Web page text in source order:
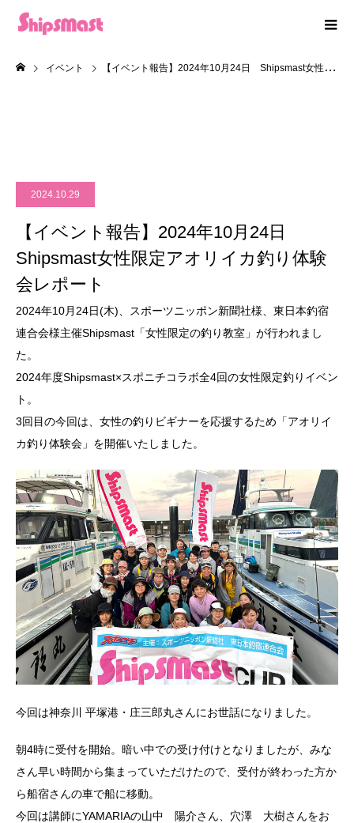
イベント 【イベント報告】2024年10月24日 Shipsmast女性限定アオリイカ釣り体験会レポート
2024.10.29
【イベント報告】2024年10月24日
Shipsmast女性限定アオリイカ釣り体験
会レポート
2024年10月24日(木)、スポーツニッポン新聞社様、東日本釣宿
連合会様主催Shipsmast「女性限定の釣り教室」が行われまし
た。
2024年度Shipsmast×スポニチコラボ全4回の女性限定釣りイベン
ト。
3回目の今回は、女性の釣りビギナーを応援するため「アオリイ
カ釣り体験会」を開催いたしました。
今回は神奈川 平塚港・庄三郎丸さんにお世話になりました。
朝4時に受付を開始。暗い中での受け付けとなりましたが、みな
さん早い時間から集まっていただけたので、受付が終わった方か
ら船宿さんの車で船に移動。
今回は講師にYAMARIAの山中 陽介さん、穴澤 大樹さんをお